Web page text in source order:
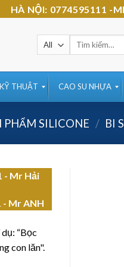
HÀ NỘI: 0774595111 -
Tìm
THUẬT CAO SU NHỰA
PHẨM SILICONE / BI
- Mr Hải
- Mr ANH
“Bọc
con lăn".